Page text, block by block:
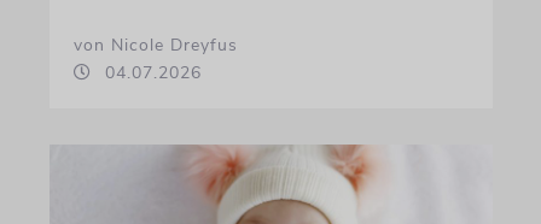
von Nicole Dreyfus
04.07.2026